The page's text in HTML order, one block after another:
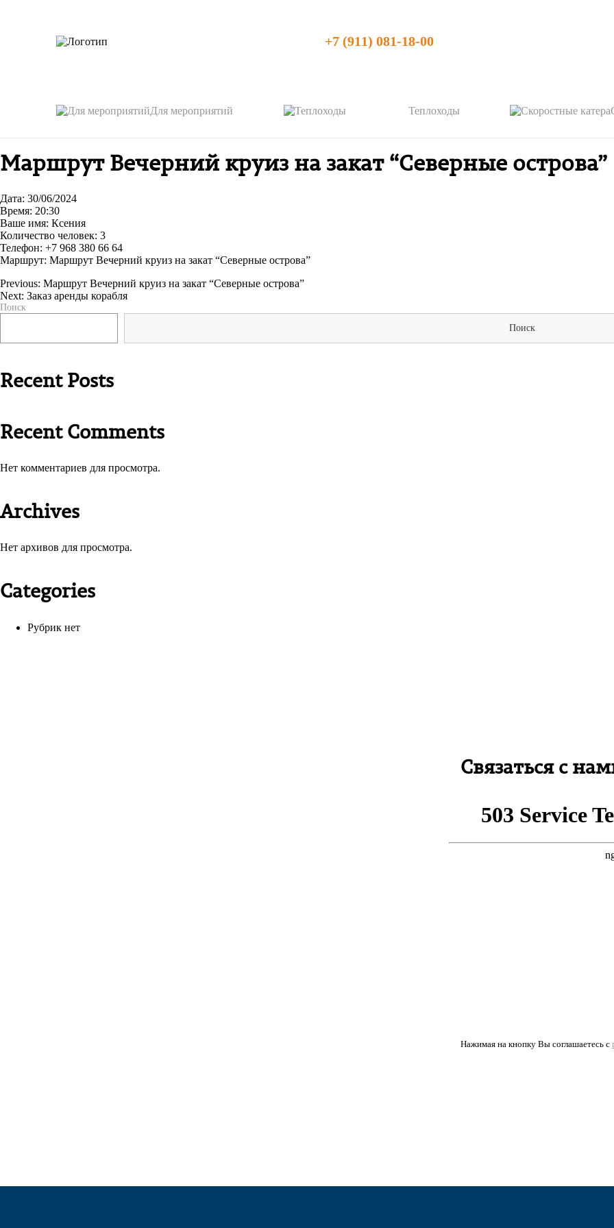
+7 (911) 081-18-00
Для мероприятий Теплоходы
Маршрут Вечерний круиз на закат “Северные острова”
Дата: 30/06/2024
Время: 20:30
Ваше имя: Ксения
Количество человек: 3
Телефон: +7 968 380 66 64
Маршрут: Маршрут Вечерний круиз на закат “Северные острова”
Навигация
записям
Previous: Маршрут Вечерний круиз на закат “Северные острова”
Next: Заказ аренды корабля
Поиск
Поиск
Recent Posts
Recent Comments
Нет комментариев для просмотра.
Archives
Нет архивов для просмотра.
Categories
Рубрик нет
Связаться с
Нажимая на кнопку Вы соглашаетесь с